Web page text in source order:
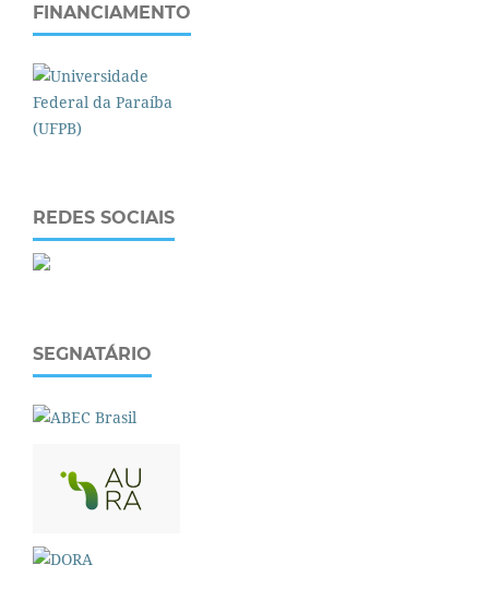
FINANCIAMENTO
REDES SOCIAIS
SEGNATÁRIO